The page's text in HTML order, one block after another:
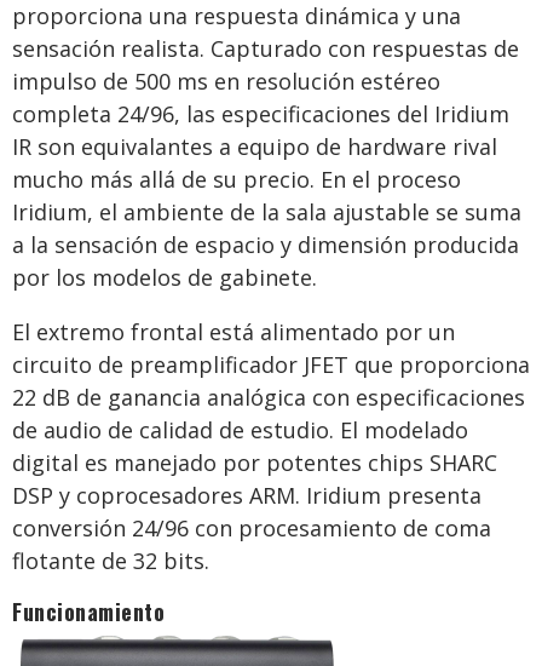
proporciona una respuesta dinámica y una
sensación realista. Capturado con respuestas de
impulso de 500 ms en resolución estéreo
completa 24/96, las especificaciones del Iridium
IR son equivalantes a equipo de hardware rival
mucho más allá de su precio. En el proceso
Iridium, el ambiente de la sala ajustable se suma
a la sensación de espacio y dimensión producida
por los modelos de gabinete.
El extremo frontal está alimentado por un
circuito de preamplificador JFET que proporciona
22 dB de ganancia analógica con especificaciones
de audio de calidad de estudio. El modelado
digital es manejado por potentes chips SHARC
DSP y coprocesadores ARM. Iridium presenta
conversión 24/96 con procesamiento de coma
flotante de 32 bits.
Funcionamiento